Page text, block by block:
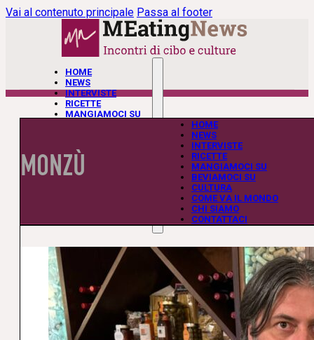
Vai al contenuto principale Passa al footer
HOME
NEWS
INTERVISTE
RICETTE
MANGIAMOCI SU
CHI SIAMO
CONTATTACI
HOME
NEWS
INTERVISTE
RICETTE
MANGIAMOCI SU
BEVIAMOCI SU
CULTURA
COME VA IL MONDO
CHI SIAMO
CONTATTACI
MONZÙ